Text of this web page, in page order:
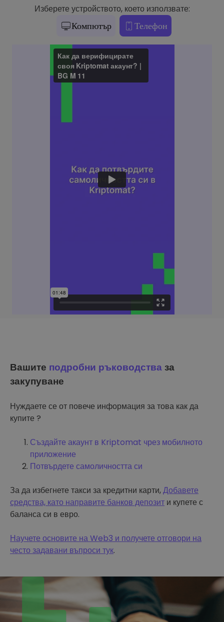
Изберете устройството, което използвате:
Компютър Телефон
Вашите подробни ръководстваза
закупуване
Нуждаете се от повече информация за това как да
купите ?
Създайте акаунт в Kriptomat чрез мобилното
приложение
Потвърдете самоличността си
За да избегнете такси за кредитни карти,Добавете
средства, като направите банков депозит и купете с
баланса си в евро.
Научете основите на Web3 и получете отговори на
често задавани въпроси тук.